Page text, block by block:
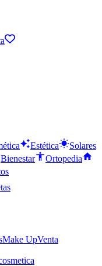
Estética
Solares
Bienestar
Ortopedia
Make UpVenta